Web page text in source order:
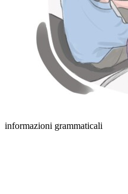
informazioni grammaticali